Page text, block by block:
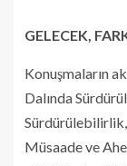
GELECEK,
Konuşmaların
Dalında
Müsaade ve